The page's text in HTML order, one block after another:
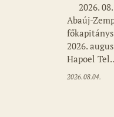
2026. 08.
Abaúj-
2026.
Hapoel
2026.08.04.